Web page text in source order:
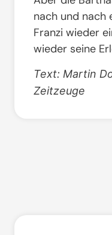
nach und nach
Franzi wieder
wieder seine
Text: Martin
Zeitzeuge